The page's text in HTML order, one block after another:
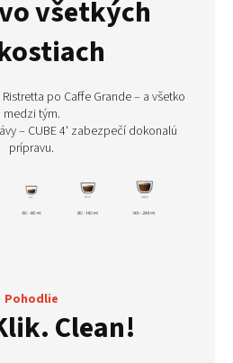
všetkých
po Caffe Grande – a všetko
medzi tým.
– CUBE 4' zabezpečí dokonalú
prípravu.
Pohodlie
Clean!